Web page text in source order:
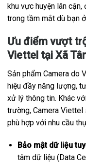
khu vực huyện lân
trong tầm mắt dù bạn
Ưu điểm vượt
Viettel tại Xã
Sản phẩm Camera do
hiệu đầy năng lượng,
xử lý thông tin. Khác
trường, Camera Viettel
phù hợp với nhu cầu
Bảo mật dữ liệu
tâm dữ liệu (Data